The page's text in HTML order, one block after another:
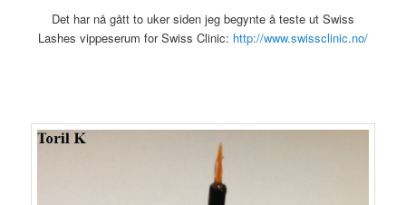
Det har nå gått to uker siden jeg begynte å teste ut Swiss
Lashes vippeserum for Swiss Clinic: http://www.swissclinic.no/